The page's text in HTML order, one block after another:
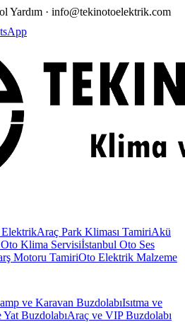
Yardım · info@tekinotoelektrik.com
Araç Park Kliması TamiriAkü
Klima Servisiİstanbul Oto Ses
Motoru TamiriOto Elektrik Malzeme
ve Karavan BuzdolabıIsıtma ve
Yat BuzdolabıAraç ve VIP Buzdolabı